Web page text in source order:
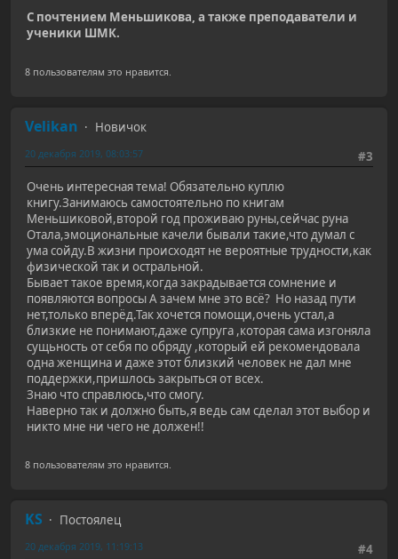
С почтением Меньшикова, а также преподаватели и
ученики ШМК.
8 пользователям это нравится.
Velikan
Новичок
#3
20 декабря 2019, 08:03:57
Очень интересная тема! Обязательно куплю
книгу.Занимаюсь самостоятельно по книгам
Меньшиковой,второй год проживаю руны,сейчас руна
Отала,эмоциональные качели бывали такие,что думал с
ума сойду.В жизни происходят не вероятные трудности,как
физической так и остральной.
Бывает такое время,когда закрадывается сомнение и
появляются вопросы А зачем мне это всё? Но назад пути
нет,только вперёд.Так хочется помощи,очень устал,а
близкие не понимают,даже супруга ,которая сама изгоняла
сущьность от себя по обряду ,который ей рекомендовала
одна женщина и даже этот близкий человек не дал мне
поддержки,пришлось закрыться от всех.
Знаю что справлюсь,что смогу.
Наверно так и должно быть,я ведь сам сделал этот выбор и
никто мне ни чего не должен!!
8 пользователям это нравится.
KS
Постоялец
#4
20 декабря 2019, 11:19:13